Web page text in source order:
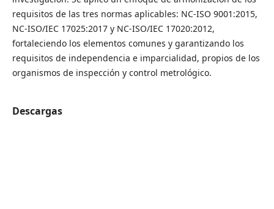
requisitos de las tres normas aplicables: NC-ISO 9001:2015,
NC-ISO/IEC 17025:2017 y NC-ISO/IEC 17020:2012,
fortaleciendo los elementos comunes y garantizando los
requisitos de independencia e imparcialidad, propios de los
organismos de inspección y control metrológico.
Descargas